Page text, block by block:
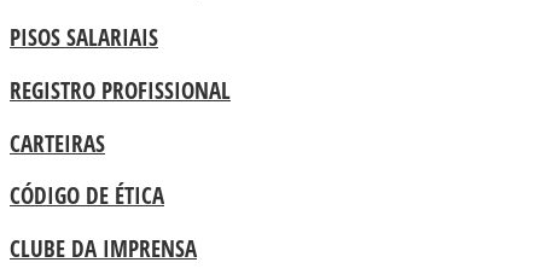
PISOS SALARIAIS
REGISTRO PROFISSIONAL
CARTEIRAS
CÓDIGO DE ÉTICA
CLUBE DA IMPRENSA